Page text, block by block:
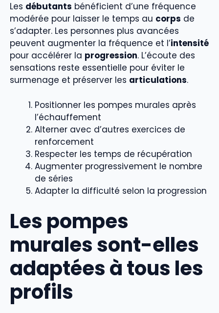
Les débutants bénéficient d’une fréquence
modérée pour laisser le temps au corps de
s’adapter. Les personnes plus avancées
peuvent augmenter la fréquence et l’intensité
pour accélérer la progression. L’écoute des
sensations reste essentielle pour éviter le
surmenage et préserver les articulations.
Positionner les pompes murales après
l’échauffement
Alterner avec d’autres exercices de
renforcement
Respecter les temps de récupération
Augmenter progressivement le nombre
de séries
Adapter la difficulté selon la progression
Les pompes
murales sont-elles
adaptées à tous les
profils